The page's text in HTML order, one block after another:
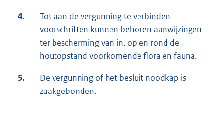
4.
Tot aan de vergunning te verbinden
voorschriften kunnen behoren aanwijzingen
ter bescherming van in, op en rond de
houtopstand voorkomende flora en fauna.
5.
De vergunning of het besluit noodkap is
zaakgebonden.